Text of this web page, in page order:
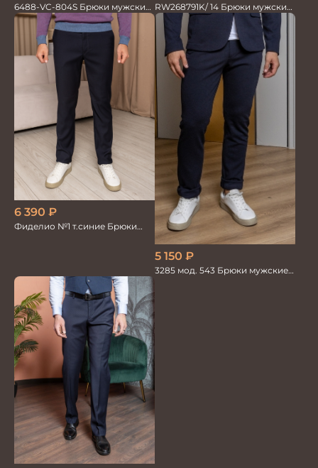
6488-VC-804S Брюки мужские
т.синие однотон.
RW268791K/ 14 Брюки мужские
т.син. тенсель со льном
6 390 ₽
Фиделио №1 т.синие Брюки
5 150 ₽
3285 мод. 543 Брюки мужские